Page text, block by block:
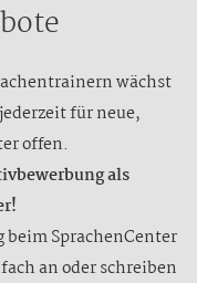
wächst
für neue,
offen.
als
beim SprachenCenter
an oder schreiben